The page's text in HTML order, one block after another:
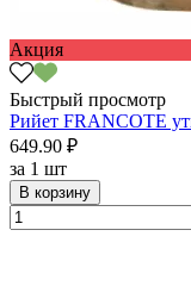
Акция
Быстрый просмотр
Рийет FRANCOTE
649.90 ₽
за 1 шт
В корзину